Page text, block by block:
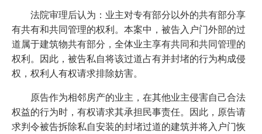
法院审理后认为：业主对专有部分以外的共有部分享
有共有和共同管理的权利。本案中，被告入户门外部的过
道属于建筑物共有部分，全体业主享有共同和共同管理的
权利。因此，被告私自将该过道占有并封堵的行为构成侵
权，权利人有权请求排除妨害。
原告作为相邻房产的业主，在其他业主侵害自己合法
权益的行为时，有权请求其承担民事责任。因此，原告请
求判令被告拆除私自安装的封堵过道的建筑并将入户门恢